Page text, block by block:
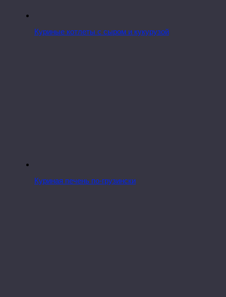
Куриные котлеты с сыром и кукурузой
Куриная печень по-грузински